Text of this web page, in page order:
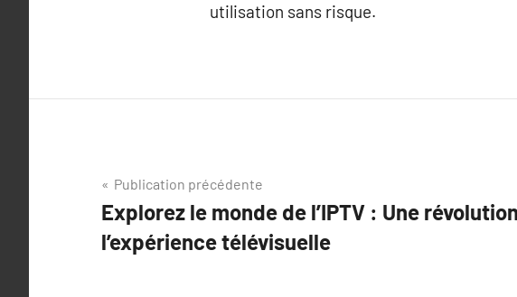
utilisation sans risque.
Navigation
de
l’article
Publication précédente
Explorez le monde de l’IPTV : Une
l’expérience télévisuelle